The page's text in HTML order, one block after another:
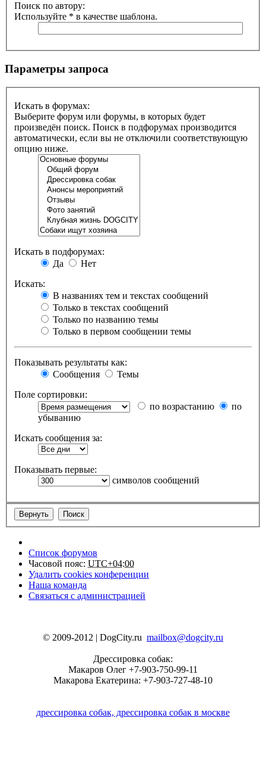
Поиск по автору:
Используйте * в качестве шаблона.
Параметры запроса
Искать в форумах:
Выберите форум или форумы, в которых будет
произведён поиск. Поиск в подфорумах производится
автоматически, если вы не отключили соответствующую
опцию ниже.
Искать в подфорумах:
Да
Нет
Искать:
В названиях тем и текстах сообщений
Только в текстах сообщений
Только по названию темы
Только в первом сообщении темы
Показывать результаты как:
Сообщения
Темы
Поле сортировки:
по возрастанию
по
убыванию
Искать сообщения за:
Показывать первые:
символов сообщений
Список форумов
Часовой пояс: UTC+04:00
Удалить cookies конференции
Наша команда
Связаться с администрацией
© 2009-2012 | DogCity.ru mailbox@dogcity.ru
Дрессировка собак:
Макаров Олег +7-903-750-99-11
Макарова Екатерина: +7-903-727-48-10
дрессировка собак, дрессировка собак в москве